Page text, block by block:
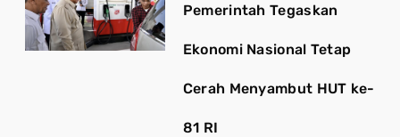
Pemerintah Tegaskan
Ekonomi Nasional Tetap
Cerah Menyambut HUT ke-
81 RI